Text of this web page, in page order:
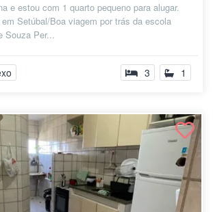
e estou com 1 quarto pequeno para alugar.
Setúbal/Boa viagem por trás da escola
Souza Per...
3 1